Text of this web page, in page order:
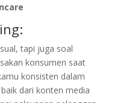
tapi juga soal
konsumen saat
konsisten dalam
dari konten media